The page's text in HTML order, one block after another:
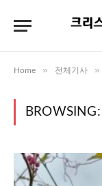
Home » 전체기사 »
BROWSING: